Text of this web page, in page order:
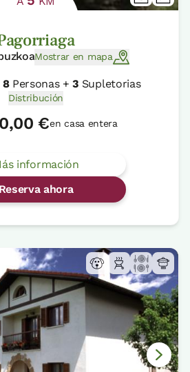
Mostrar en mapa
8Personas +3 Supletorias
Distribución
€en casa entera
información
Reserva ahora